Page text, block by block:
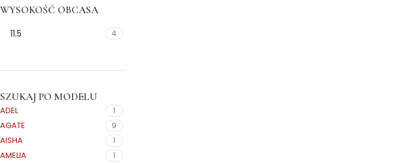
WYSOKOŚĆ OBCASA
11.5 4
SZUKAJ PO MODELU
ADEL 1
AGATE 9
AISHA 1
AMELIA 1